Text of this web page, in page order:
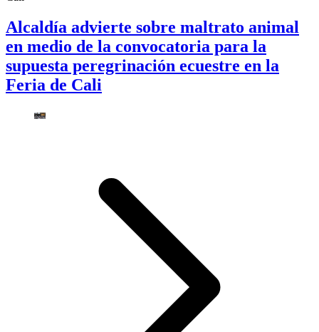
Alcaldía advierte sobre maltrato animal
en medio de la convocatoria para la
supuesta peregrinación ecuestre en la
Feria de Cali